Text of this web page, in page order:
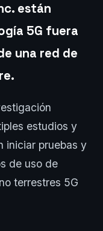
están
5G fuera
una red de
estudios y
iniciar pruebas y
de uso de
terrestres 5G